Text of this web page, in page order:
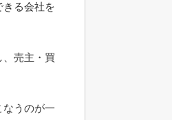
る会社を
売主・買
うのが一